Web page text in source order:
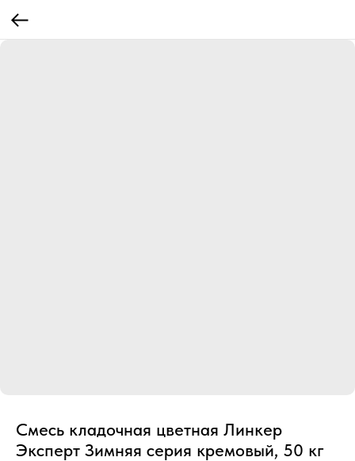
Смесь кладочная цветная Линкер
Эксперт Зимняя серия кремовый, 50 кг